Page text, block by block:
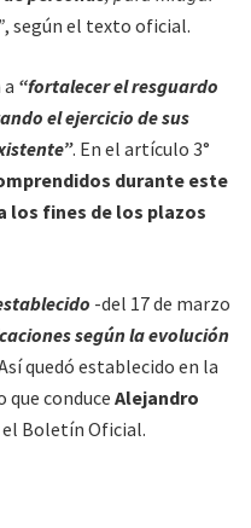
, según el texto oficial.
“fortalecer el resguardo
el ejercicio de sus
. En el artículo 3°
durante este
los fines de los plazos
-del 17 de marzo
según la evolución
quedó establecido en la
que conduce Alejandro
el Boletín Oficial.